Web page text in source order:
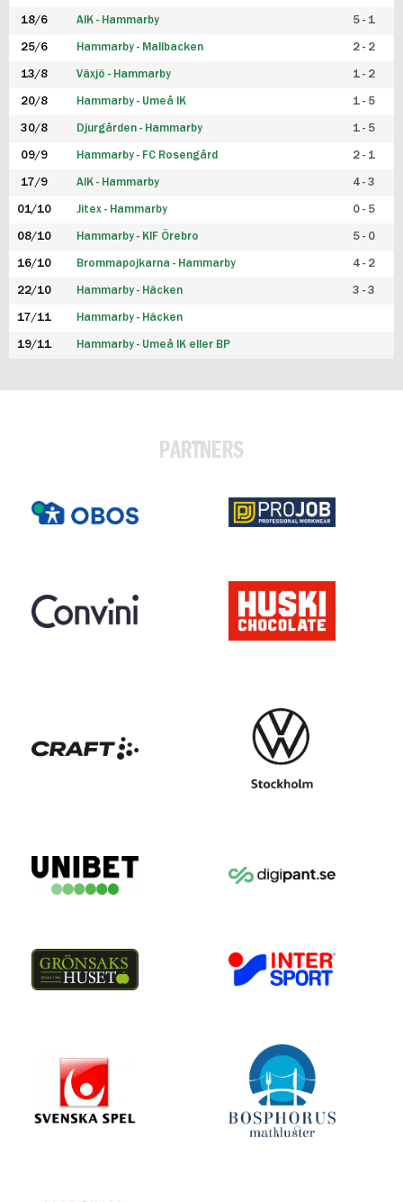
18/6 AIK - Hammarby 5 - 1
25/6 Hammarby - Mallbacken 2 - 2
13/8 Växjö - Hammarby 1 - 2
20/8 Hammarby - Umeå IK 1 - 5
30/8 Djurgården - Hammarby 1 - 5
09/9 Hammarby - FC Rosengård 2 - 1
17/9 AIK - Hammarby 4 - 3
01/10 Jitex - Hammarby 0 - 5
08/10 Hammarby - KIF Örebro 5 - 0
16/10 Brommapojkarna - Hammarby 4 - 2
22/10 Hammarby - Häcken 3 - 3
17/11 Hammarby - Häcken
19/11 Hammarby - Umeå IK eller BP
PARTNERS